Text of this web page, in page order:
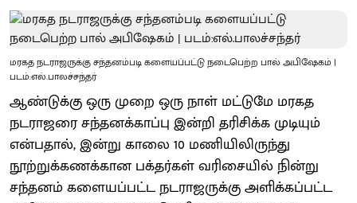
மரகத நடராஜருக்கு சந்தனம்படி களையப்பட்டு நடைபெற்ற பால் அபிஷேகம் |
படம்:எல்.பாலச்சந்தர்
ஆண்டுக்கு ஒரு முறை ஒரு நாள் மட்டுமே மரகத
நடராஜரை சந்தனக்காப்பு இன்றி தரிசிக்க முடியும்
என்பதால், இன்று காலை 10 மணியிலிருந்து
நூற்றுக்கணக்கான பக்தர்கள் வரிசையில் நின்று
சந்தனம் களையப்பட்ட நடராஜருக்கு அளிக்கப்பட்ட